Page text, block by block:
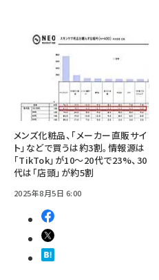
メンズ化粧品、「メーカー直販サイ
ト」などで買うは約3割。情報源は
「TikTok」が10～20代で23%、30
代は「店頭」が約5割
2025年8月5日 6:00